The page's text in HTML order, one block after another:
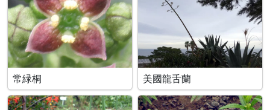
常緑桐 美國龍舌蘭